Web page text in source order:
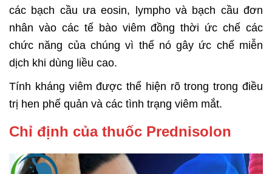
các bạch cầu ưa eosin, lympho và bạch cầu đơn
nhân vào các tế bào viêm đồng thời ức chế các
chức năng của chúng vì thế nó gây ức chế miễn
dịch khi dùng liều cao.
Tính kháng viêm được thể hiện rõ trong trong điều
trị hen phế quản và các tình trạng viêm mắt.
Chỉ định của thuốc Prednisolon